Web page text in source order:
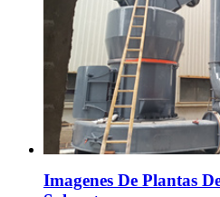
Imagenes De Plantas